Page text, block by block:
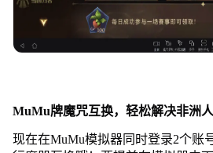
MuMu牌魔咒互换，轻松解决非洲人
现在在MuMu模拟器同时登录2个账